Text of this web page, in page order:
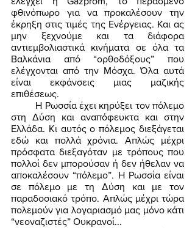
φθινόπωρο για να προκαλέσουν την
έκρηξη στις τιμές της Ενέργειας. Και ας
μην ξεχνούμε και τα διάφορα
αντιεμβολιαστικά κινήματα σε όλα τα
Βαλκάνια από “ορθοδόξους” που
ελέγχονται από την Μόσχα. Όλα αυτά
είναι εκφάνσεις μιας μαζικής
επιθέσεως.
στη Δύση και αναπόφευκτα και στην
Ελλάδα. Κι αυτός ο πόλεμος διεξάγεται
εδώ και πολλά χρόνια. Απλώς μέχρι
πρόσφατα διεξαγόταν με τρόπους που
πολλοί δεν μπορούσαν ή δεν ήθελαν να
αποκαλέσουν “πόλεμο”. Η Ρωσσία είναι
σε πόλεμο με τη Δύση και με τον
παραδοσιακό τρόπο. Απλώς μέχρι τώρα
πολεμούν για λογαριασμό μας μόνο κάτι
“νεοναζιστές” Ουκρανοί...